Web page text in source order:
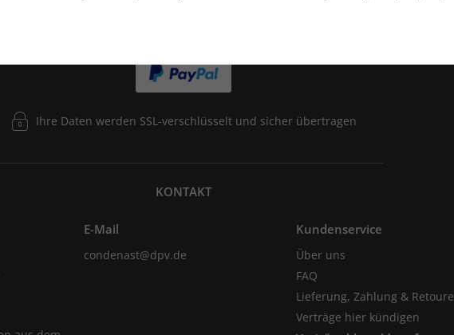
Ihre Daten werden SSL-verschlüsselt und sicher übertragen
KONTAKT
E-Mail
condenast@dpv.de
Kundenservice
Über uns
FAQ
Lieferung, Zahlung & Retoure
Verträge hier kündigen